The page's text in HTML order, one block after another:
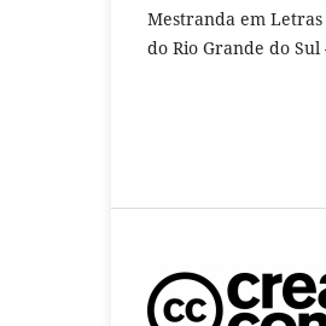
Mestranda em
do Rio Grande do Sul